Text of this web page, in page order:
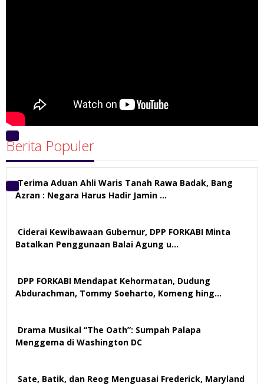
00:00
00:00
Berita Populer
Terima Aduan Ahli Waris Tanah Rawa Badak, Bang
Azran : Negara Harus Hadir Jamin …
Ciderai Kewibawaan Gubernur, DPP FORKABI Minta
Batalkan Penggunaan Balai Agung u…
DPP FORKABI Mendapat Kehormatan, Dudung
Abdurachman, Tommy Soeharto, Komeng hing…
Drama Musikal “The Oath”: Sumpah Palapa
Menggema di Washington DC
Sate, Batik, dan Reog Menguasai Frederick, Maryland